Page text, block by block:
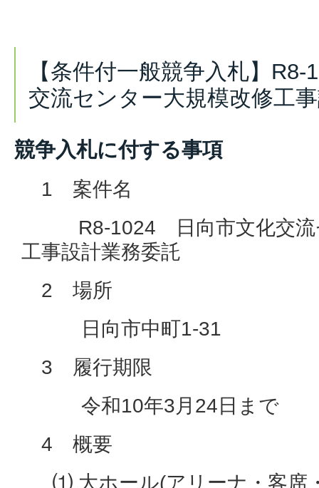
【条件付一般競争入札】
交流センター大規模改修工
競争入札に付する事項
1 案件名
R8-1024 日向市文化交流
工事設計業務委託
2 場所
日向市中町1-31
3 履行期限
令和10年3月24日まで
4 概要
⑴ 大ホール(アリーナ・客席